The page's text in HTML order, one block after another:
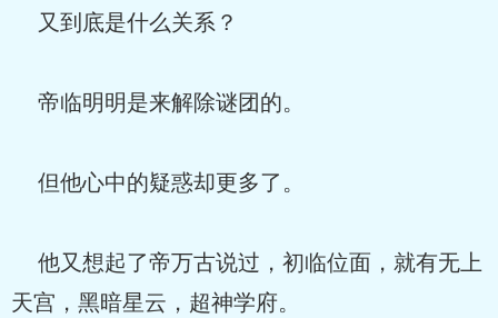
又到底是什么关系？
帝临明明是来解除谜团的。
但他心中的疑惑却更多了。
他又想起了帝万古说过，初临位面，就有无上
天宫，黑暗星云，超神学府。